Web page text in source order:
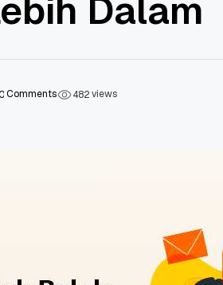
Dalam
Comments 482views